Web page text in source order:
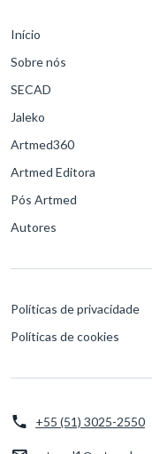
Início
Sobre nós
SECAD
Jaleko
Artmed360
Artmed Editora
Pós Artmed
Autores
Políticas de privacidade
Políticas de cookies
+55 (51) 3025-2550